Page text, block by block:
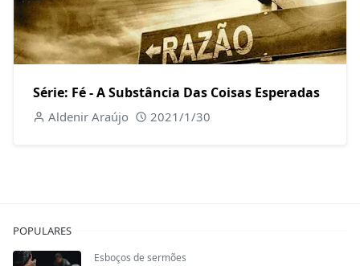
Série: Fé - A Substância Das Coisas Esperadas
Aldenir Araújo 2021/1/30
POPULARES
Esboços de sermões